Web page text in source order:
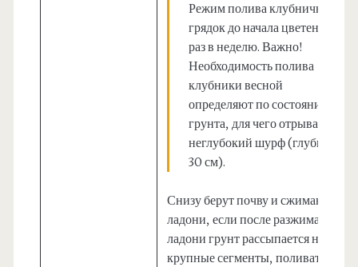
Режим полива клубничных
грядок до начала цветения – 1
раз в неделю. Важно!
Необходимость полива
клубники весной
определяют по состоянию
грунта, для чего отрывают
неглубокий шурф (глубина-
30 см).
Снизу берут почву и сжимают ее в
ладони, если после разжимания
ладони грунт рассыпается на
крупные сегменты, поливать рано.